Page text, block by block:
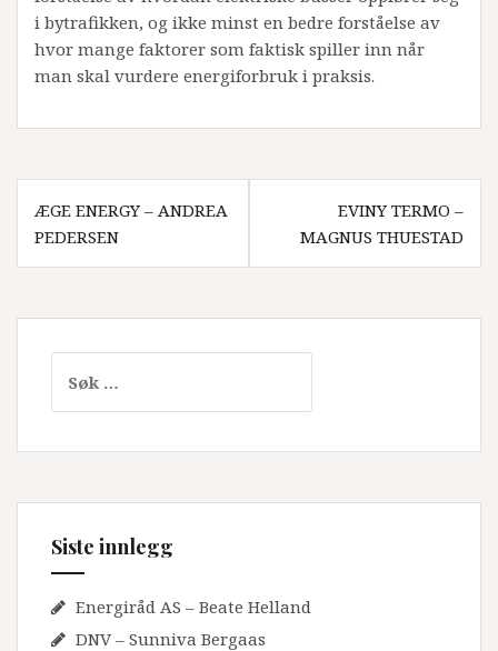
i bytrafikken, og ikke minst en bedre forståelse av
hvor mange faktorer som faktisk spiller inn når
man skal vurdere energiforbruk i praksis.
Innleggsnavigasjon
ÆGE ENERGY – ANDREA
PEDERSEN
EVINY TERMO –
MAGNUS THUESTAD
etter:
Siste innlegg
Energiråd AS – Beate Helland
DNV – Sunniva Bergaas